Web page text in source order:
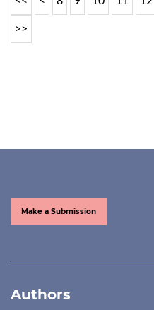
>>
Make a Submission
Authors